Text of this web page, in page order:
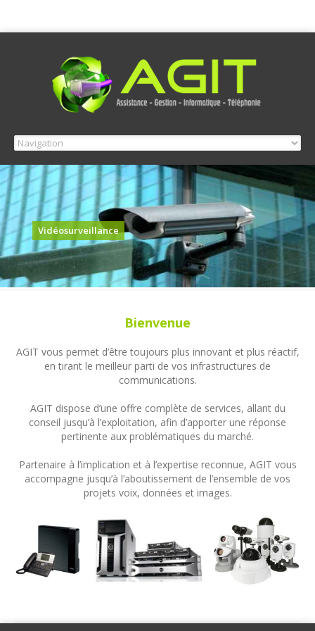
Vidéosurveillance
Bienvenue
AGIT vous permet d’être toujours plus innovant et plus réactif,
en tirant le meilleur parti de vos infrastructures de
communications.
AGIT dispose d’une offre complète de services, allant du
conseil jusqu’à l’exploitation, afin d’apporter une réponse
pertinente aux problématiques du marché.
Partenaire à l’implication et à l’expertise reconnue, AGIT vous
accompagne jusqu’à l’aboutissement de l’ensemble de vos
projets voix, données et images.